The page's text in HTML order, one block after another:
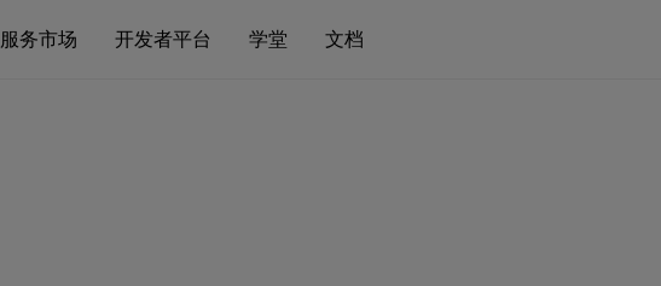
服务市场 开发者平台 学堂 文档